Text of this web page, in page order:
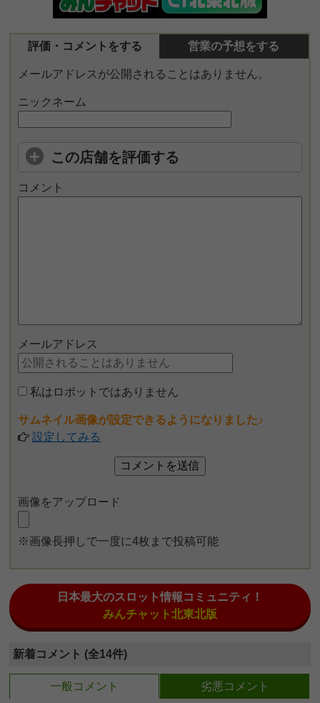
評価・コメントをする 営業の予想をする
メールアドレスが公開されることはありません。
ニックネーム
この店舗を評価する
コメント
メールアドレス
私はロボットではありません
サムネイル画像が設定できるようになりました♪
設定してみる
画像をアップロード
※画像長押しで一度に4枚まで投稿可能
日本最大のスロット情報コミュニティ！
みんチャット北東北版
新着コメント (全14件)
一般コメント 劣悪コメント